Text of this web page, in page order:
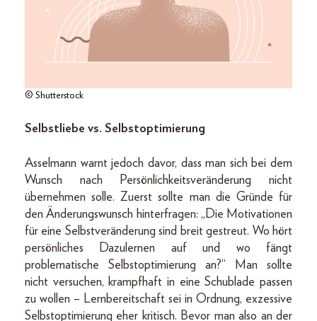
© Shutterstock
Selbstliebe vs. Selbstoptimierung
Asselmann warnt jedoch davor, dass man sich bei dem
Wunsch nach Persönlichkeitsveränderung nicht
übernehmen solle. Zuerst sollte man die Gründe für
den Änderungswunsch hinterfragen: „Die Motivationen
für eine Selbstveränderung sind breit gestreut. Wo hört
persönliches Dazulernen auf und wo fängt
problematische Selbstoptimierung an?“ Man sollte
nicht versuchen, krampfhaft in eine Schublade passen
zu wollen – Lernbereitschaft sei in Ordnung, exzessive
Selbstoptimierung eher kritisch. Bevor man also an der